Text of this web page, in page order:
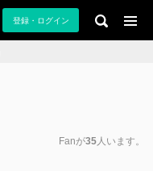
登録・ログイン
Fanが35人います。